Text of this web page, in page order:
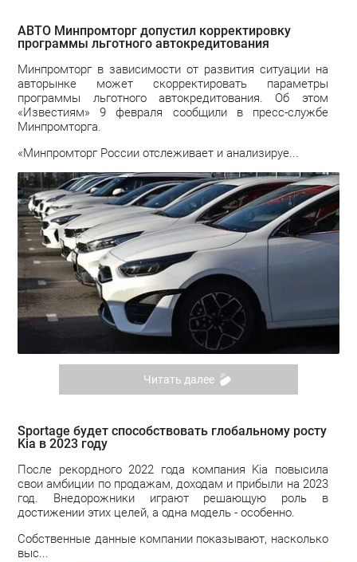
АВТО Минпромторг допустил корректировку
программы льготного автокредитования
Минпромторг в зависимости от развития ситуации на
авторынке может скорректировать параметры
программы льготного автокредитования. Об этом
«Известиям» 9 февраля сообщили в пресс-службе
Минпромторга.
«Минпромторг России отслеживает и анализируе...
Читать далее
Sportage будет способствовать глобальному росту
Kia в 2023 году
После рекордного 2022 года компания Kia повысила
свои амбиции по продажам, доходам и прибыли на 2023
год. Внедорожники играют решающую роль в
достижении этих целей, а одна модель - особенно.
Собственные данные компании показывают, насколько
выс...